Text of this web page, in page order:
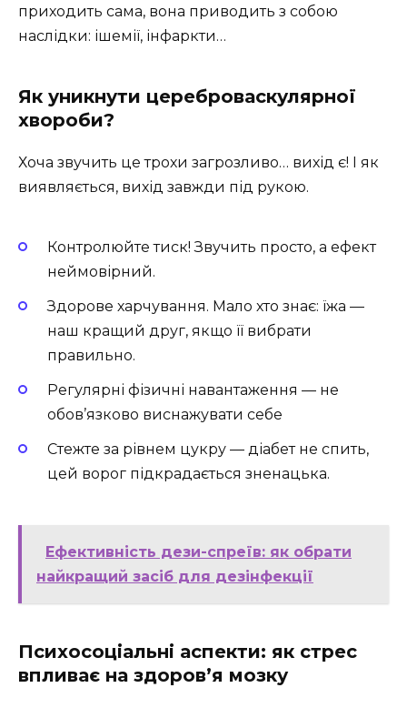
приходить сама, вона приводить з собою
наслідки: ішемії, інфаркти…
Як уникнути цереброваскулярної
хвороби?
Хоча звучить це трохи загрозливо… вихід є! І як
виявляється, вихід завжди під рукою.
Контролюйте тиск! Звучить просто, а ефект
неймовірний.
Здорове харчування. Мало хто знає: їжа —
наш кращий друг, якщо її вибрати
правильно.
Регулярні фізичні навантаження — не
обов’язково виснажувати себе
Стежте за рівнем цукру — діабет не спить,
цей ворог підкрадається зненацька.
Ефективність дези-спреїв: як обрати
найкращий засіб для дезінфекції
Психосоціальні аспекти: як стрес
впливає на здоров’я мозку